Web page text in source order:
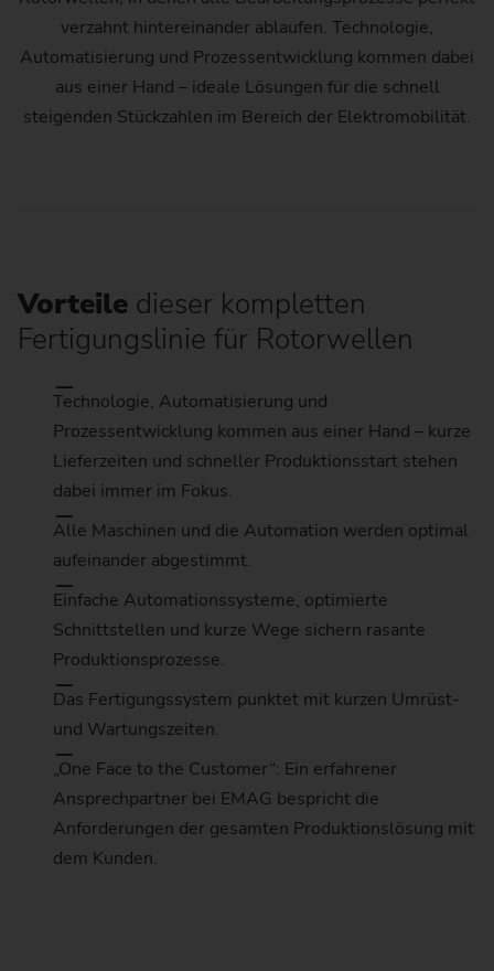
verzahnt hintereinander ablaufen. Technologie,
Automatisierung und Prozessentwicklung kommen dabei
aus einer Hand – ideale Lösungen für die schnell
steigenden Stückzahlen im Bereich der Elektromobilität.
Vorteile dieser kompletten
Fertigungslinie für Rotorwellen
Technologie, Automatisierung und
Prozessentwicklung kommen aus einer Hand – kurze
Lieferzeiten und schneller Produktionsstart stehen
dabei immer im Fokus.
Alle Maschinen und die Automation werden optimal
aufeinander abgestimmt.
Einfache Automationssysteme, optimierte
Schnittstellen und kurze Wege sichern rasante
Produktionsprozesse.
Das Fertigungssystem punktet mit kurzen Umrüst-
und Wartungszeiten.
„One Face to the Customer“: Ein erfahrener
Ansprechpartner bei EMAG bespricht die
Anforderungen der gesamten Produktionslösung mit
dem Kunden.